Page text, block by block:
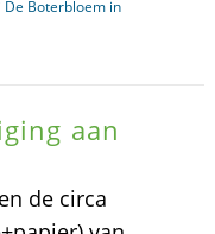
De Boterbloem in
aan
de circa